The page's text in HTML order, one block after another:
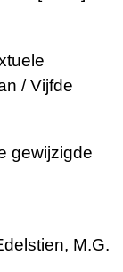
/ Vijfde
gewijzigde
M.G.